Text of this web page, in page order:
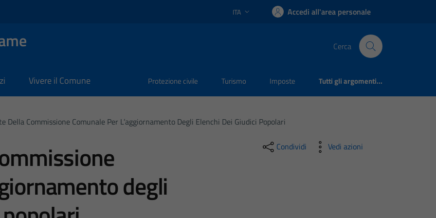
Lingua attiva:
ITA Accedi all'area personale
Cerca
Vivere il Comune Protezione civile Turismo Imposte Tutti gli argomenti...
Della Commissione Comunale Per L’aggiornamento Degli Elenchi Dei Giudici Popolari
degli
Condividi Vedi azioni